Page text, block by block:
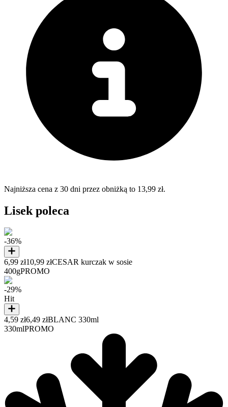
Najniższa cena z 30 dni przez obniżką to 13,99 zł.
Lisek poleca
-36%
6,99 zł10,99 złCESAR kurczak w sosie
400gPROMO
-29%
Hit
4,59 zł6,49 złBLANC 330ml
330mlPROMO